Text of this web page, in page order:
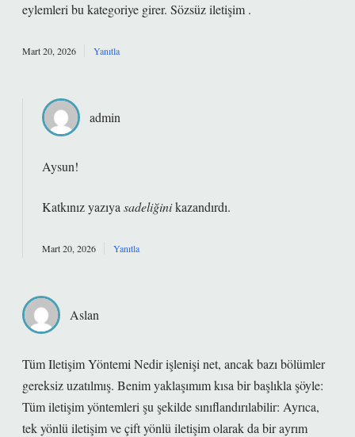
eylemleri bu kategoriye girer. Sözsüz iletişim .
Mart 20, 2026 Yanıtla
admin
Aysun!
Katkınız yazıya sadeliğinikazandırdı.
Mart 20, 2026 Yanıtla
Aslan
Tüm Iletişim Yöntemi Nedir işlenişi net, ancak bazı bölümler
gereksiz uzatılmış. Benim yaklaşımım kısa bir başlıkla şöyle:
Tüm iletişim yöntemleri şu şekilde sınıflandırılabilir: Ayrıca,
tek yönlü iletişim ve çift yönlü iletişim olarak da bir ayrım